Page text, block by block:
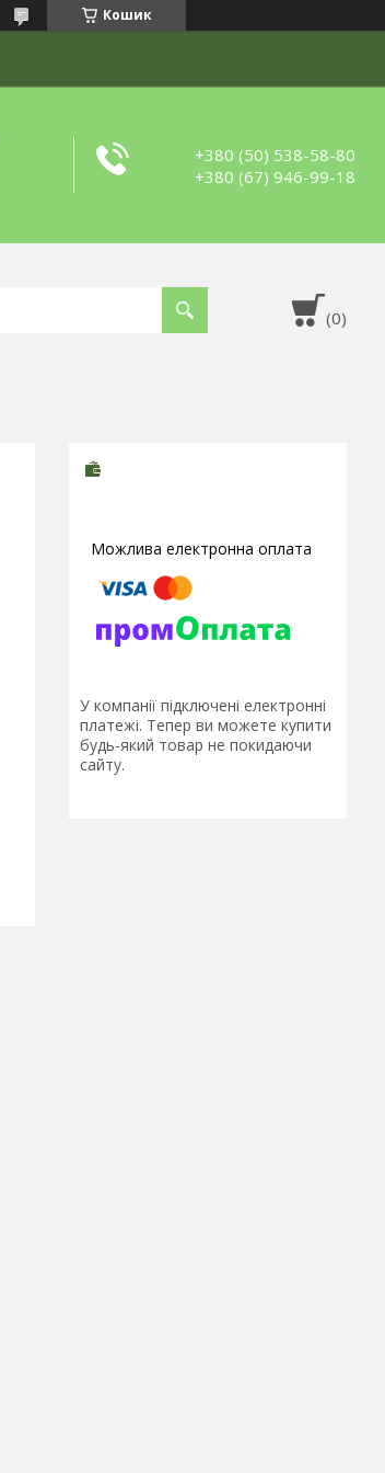
Кошик
+380 (50) 538-58-80
+380 (67) 946-99-18
У компанії підключені електронні
платежі. Тепер ви можете купити
будь-який товар не покидаючи
сайту.